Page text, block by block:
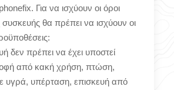
Για να ισχύουν οι όροι
θα πρέπει να ισχύουν οι
δεν πρέπει να έχει υποστεί
από κακή χρήση, πτώση,
υγρά, υπέρταση, επισκευή από